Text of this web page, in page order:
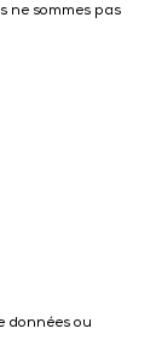
ne sommes pas
données ou